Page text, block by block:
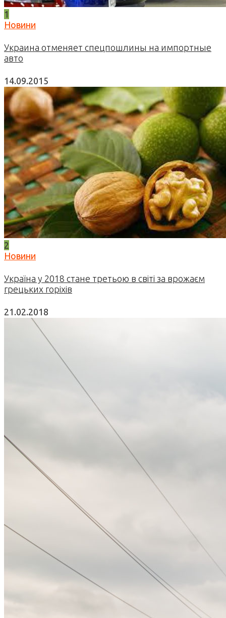
1
Новини
Украина отменяет спецпошлины на импортные
авто
14.09.2015
2
Новини
Україна у 2018 стане третьою в світі за врожаєм
грецьких горіхів
21.02.2018